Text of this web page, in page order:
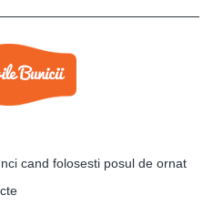
cand folosesti posul de ornat